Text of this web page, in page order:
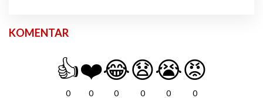
KOMENTAR
👍
0
❤️
0
😂
0
😧
0
😭
0
😡
0